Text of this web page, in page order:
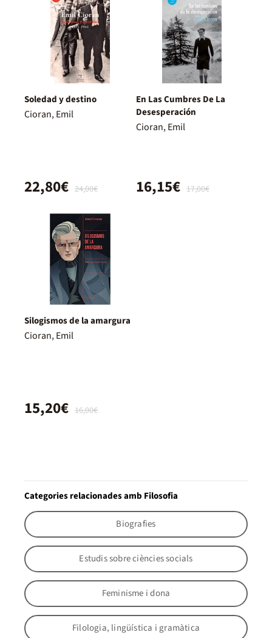
Soledad y destino
Cioran, Emil
24,00€
22,80€
En Las Cumbres De La
Desesperación
Cioran, Emil
17,00€
16,15€
Silogismos de la amargura
Cioran, Emil
16,00€
15,20€
Categories relacionades amb Filosofia
Biografies
Estudis sobre ciències socials
Feminisme i dona
Filologia, lingüística i gramàtica